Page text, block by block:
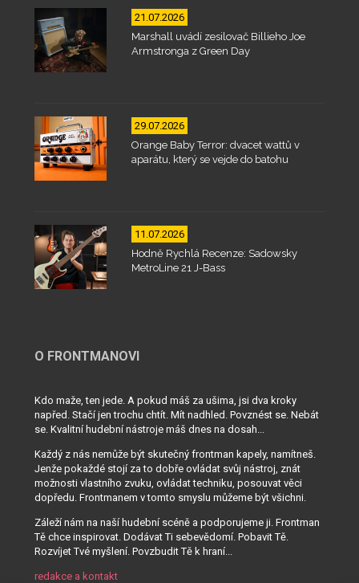
21.07.2026
Marshall uvádí zesilovač Billieho Joe
Armstronga z Green Day
29.07.2026
Orange Baby Terror: dvacet wattů v
aparátu, který se vejde do batohu
11.07.2026
Hodně Rychlá Recenze: Sadowsky
MetroLine 21 J-Bass
O FRONTMANOVI
Kdo maže, ten jede. A pokud máš za ušima, jsi dva kroky
napřed. Stačí jen trochu chtít. Mít nadhled. Povznést se. Nebát
se. Kvalitní hudební nástroje máš dnes na dosah...
Každý z nás nemůže být skutečný frontman kapely, namítneš.
Jenže pokaždé stojí za to dobře ovládat svůj nástroj, znát
možnosti vlastního zvuku, ovládat techniku, posouvat věci
dopředu. Frontmanem v tomto smyslu můžeme být všichni.
Záleží nám na naší hudební scéně a podporujeme ji. Frontman
Tě chce inspirovat. Dodávat Ti sebevědomí. Pobavit Tě.
Rozvíjet Tvé myšlení. Povzbudit Tě k hraní...
redakce a kontakt